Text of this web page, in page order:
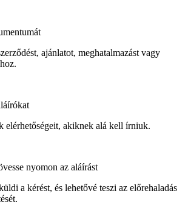
ajánlatot, meghatalmazást vagy
elérhetőségeit, akiknek alá kell írniuk.
nyomon az aláírást
a kérést, és lehetővé teszi az előrehaladás